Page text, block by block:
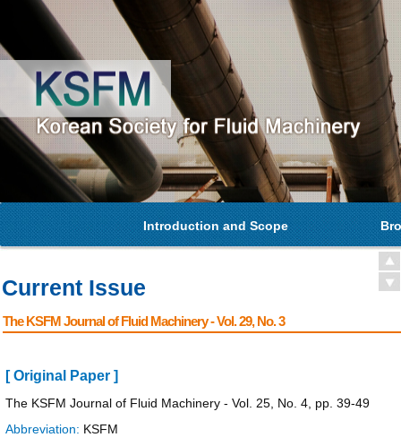
Introduction and Scope
Current Issue
The KSFM Journal of Fluid Machinery - Vol. 29, No. 3
[ Original Paper ]
The KSFM Journal of Fluid Machinery - Vol. 25, No. 4, pp. 39-49
Abbreviation: KSFM